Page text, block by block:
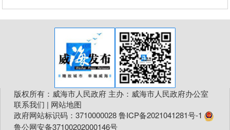
版权所有：威海市人民政府 主办：威海市人民政府办公室
联系我们 | 网站地图
政府网站标识码：3710000028鲁ICP备2021041281号-1
鲁公网安备37100202000146号